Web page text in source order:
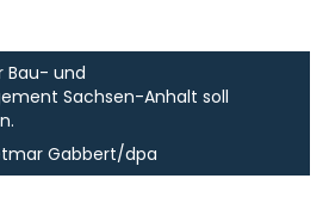
Bau- und
Sachsen-Anhalt soll
Gabbert/dpa